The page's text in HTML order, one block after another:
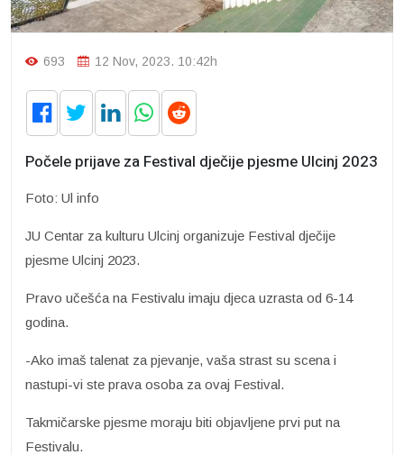
693 12 Nov, 2023. 10:42h
Počele prijave za Festival dječije pjesme Ulcinj 2023
Foto: Ul info
JU Centar za kulturu Ulcinj organizuje Festival dječije
pjesme Ulcinj 2023.
Pravo učešća na Festivalu imaju djeca uzrasta od 6-14
godina.
-Ako imaš talenat za pjevanje, vaša strast su scena i
nastupi-vi ste prava osoba za ovaj Festival.
Takmičarske pjesme moraju biti objavljene prvi put na
Festivalu.